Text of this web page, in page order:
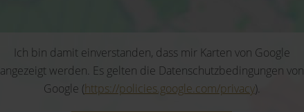
Ich bin damit einverstanden, dass mir Karten von Google
angezeigt werden. Es gelten die Datenschutzbedingungen von
Google (https://policies.google.com/privacy).